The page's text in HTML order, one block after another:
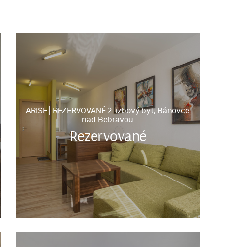
ARISE | REZERVOVANÉ 2-izbový byt, Bánovce
nad Bebravou
Rezervované